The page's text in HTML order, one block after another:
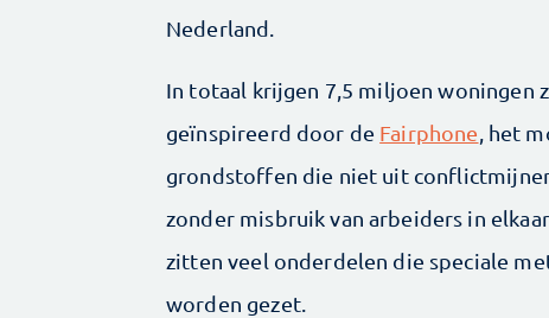
Nederland.
In totaal krijgen 7,5 miljoen woningen
geïnspireerd door de Fairphone , het
grondstoffen die niet uit
zonder misbruik van arbeiders in
zitten veel onderdelen die speciale
worden gezet.